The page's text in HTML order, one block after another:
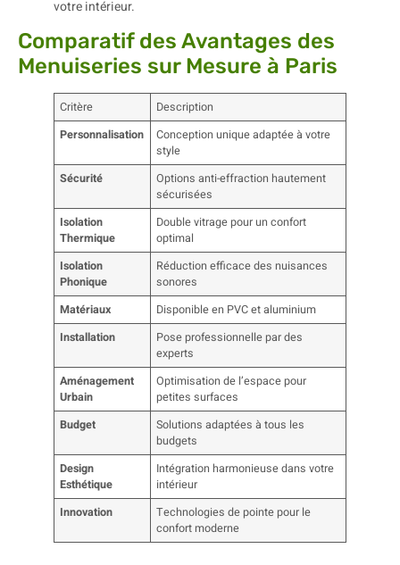
Comparatif des Avantages des
Menuiseries sur Mesure à Paris
Critère
Description
Personnalisation
Conception unique adaptée à votre
style
Sécurité
Options anti-effraction hautement
sécurisées
Isolation
Thermique
Double vitrage pour un confort
optimal
Isolation
Phonique
Réduction efficace des nuisances
sonores
Matériaux
Disponible en PVC et aluminium
Installation
Pose professionnelle par des
experts
Aménagement
Urbain
Optimisation de l’espace pour
petites surfaces
Budget
Solutions adaptées à tous les
budgets
Design
Esthétique
Intégration harmonieuse dans votre
intérieur
Innovation
Technologies de pointe pour le
confort moderne